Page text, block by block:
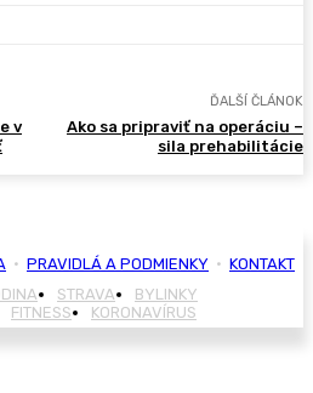
v
ĎALŠÍ ČLÁNOK
Ako sa pripraviť na operáciu –
sila prehabilitácie
• PRAVIDLÁ A PODMIENKY • KONTAKT
STRAVA
BYLINKY
FITNESS KORONAVÍRUS